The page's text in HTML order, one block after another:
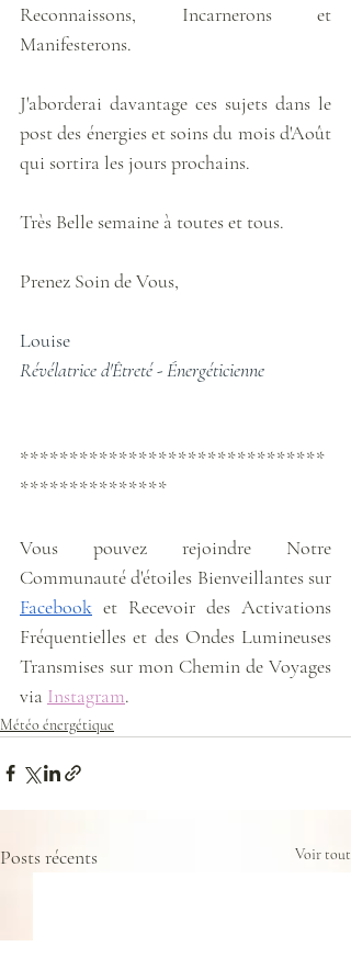
Reconnaissons, Incarnerons et
Manifesterons.
J'aborderai davantage ces sujets dans le
post des énergies et soins du mois d'Août
qui sortira les jours prochains.
Très Belle semaine à toutes et tous.
Prenez Soin de Vous,
Louise
Révélatrice d'Êtreté - Énergéticienne
*******************************
***************
Vous pouvez rejoindre Notre
Facebook et Recevoir des Activations
Fréquentielles et des Ondes Lumineuses
Transmises sur mon Chemin de Voyages
via Instagram.
Météo énergétique
Posts récents Voir tout